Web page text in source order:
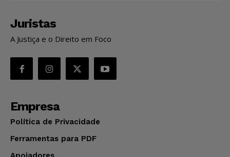
Juristas
A Justiça e o Direito em Foco
Empresa
Política de Privacidade
Ferramentas para PDF